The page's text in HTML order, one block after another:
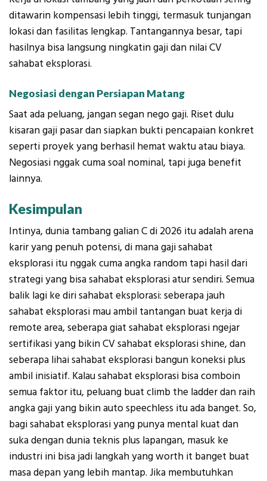
ditawarin kompensasi lebih tinggi, termasuk tunjangan
lokasi dan fasilitas lengkap. Tantangannya besar, tapi
hasilnya bisa langsung ningkatin gaji dan nilai CV
sahabat eksplorasi.
Negosiasi dengan Persiapan Matang
Saat ada peluang, jangan segan nego gaji. Riset dulu
kisaran gaji pasar dan siapkan bukti pencapaian konkret
seperti proyek yang berhasil hemat waktu atau biaya.
Negosiasi nggak cuma soal nominal, tapi juga benefit
lainnya.
Kesimpulan
Intinya, dunia tambang galian C di 2026 itu adalah arena
karir yang penuh potensi, di mana gaji sahabat
eksplorasi itu nggak cuma angka random tapi hasil dari
strategi yang bisa sahabat eksplorasi atur sendiri. Semua
balik lagi ke diri sahabat eksplorasi: seberapa jauh
sahabat eksplorasi mau ambil tantangan buat kerja di
remote area, seberapa giat sahabat eksplorasi ngejar
sertifikasi yang bikin CV sahabat eksplorasi shine, dan
seberapa lihai sahabat eksplorasi bangun koneksi plus
ambil inisiatif. Kalau sahabat eksplorasi bisa comboin
semua faktor itu, peluang buat climb the ladder dan raih
angka gaji yang bikin auto speechless itu ada banget. So,
bagi sahabat eksplorasi yang punya mental kuat dan
suka dengan dunia teknis plus lapangan, masuk ke
industri ini bisa jadi langkah yang worth it banget buat
masa depan yang lebih mantap. Jika membutuhkan